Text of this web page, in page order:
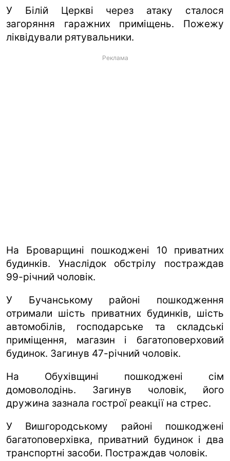
У Білій Церкві через атаку сталося
загоряння гаражних приміщень. Пожежу
ліквідували рятувальники.
Реклама
На Броварщині пошкоджені 10 приватних
будинків. Унаслідок обстрілу постраждав
99-річний чоловік.
У Бучанському районі пошкодження
отримали шість приватних будинків, шість
автомобілів, господарське та складські
приміщення, магазин і багатоповерховий
будинок. Загинув 47-річний чоловік.
На Обухівщині пошкоджені сім
домоволодінь. Загинув чоловік, його
дружина зазнала гострої реакції на стрес.
У Вишгородському районі пошкоджені
багатоповерхівка, приватний будинок і два
транспортні засоби. Постраждав чоловік.